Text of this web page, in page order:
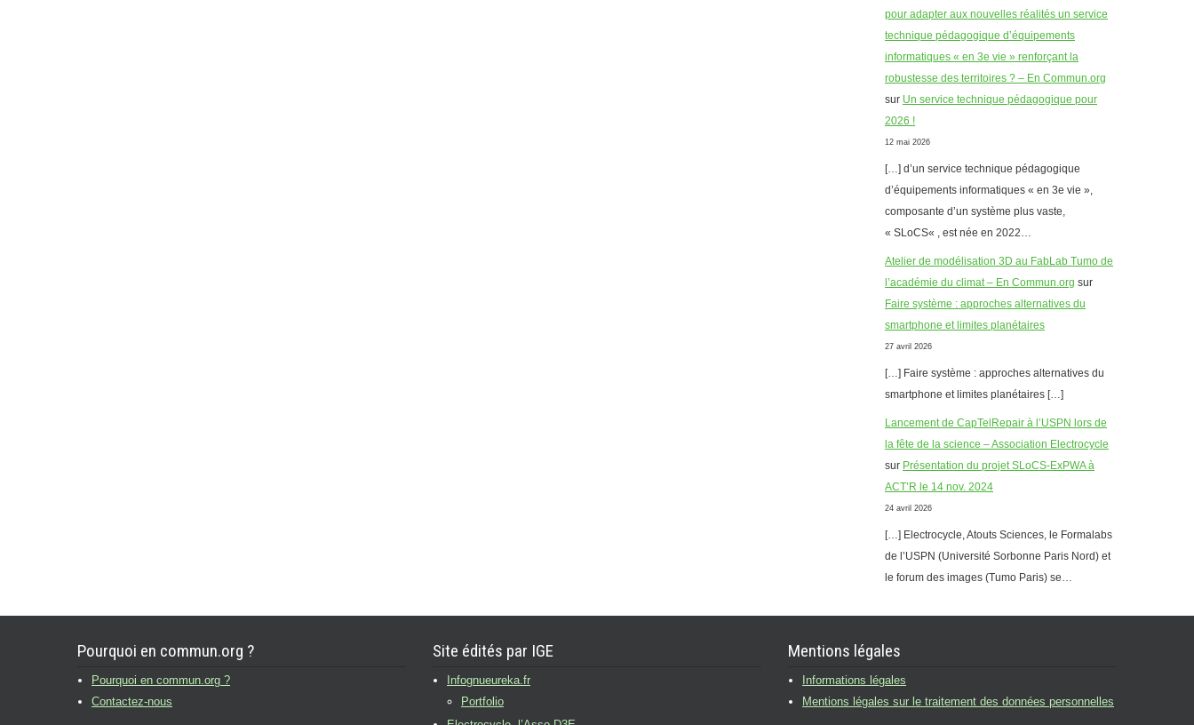
pour adapter aux nouvelles réalités un service
technique pédagogique d’équipements
informatiques « en 3e vie » renforçant la
robustesse des territoires ? – En Commun.org
sur Un service technique pédagogique pour
2026 !
12 mai 2026
[…] d’un service technique pédagogique
d’équipements informatiques « en 3e vie »,
composante d’un système plus vaste,
« SLoCS« , est née en 2022…
Atelier de modélisation 3D au FabLab Tumo de
l’académie du climat – En Commun.org sur
Faire système : approches alternatives du
smartphone et limites planétaires
27 avril 2026
[…] Faire système : approches alternatives du
smartphone et limites planétaires […]
Lancement de CapTelRepair à l’USPN lors de
la fête de la science – Association Electrocycle
sur Présentation du projet SLoCS-ExPWA à
ACT’R le 14 nov. 2024
24 avril 2026
[…] Electrocycle, Atouts Sciences, le Formalabs
de l’USPN (Université Sorbonne Paris Nord) et
le forum des images (Tumo Paris) se…
Pourquoi en commun.org ?
Pourquoi en commun.org ?
Contactez-nous
Site édités par IGE
Infognueureka.fr
Portfolio
Mentions légales
Informations légales
Mentions légales sur le traitement des données personnelles